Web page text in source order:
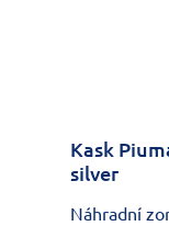
Kask
silver
Náhradní